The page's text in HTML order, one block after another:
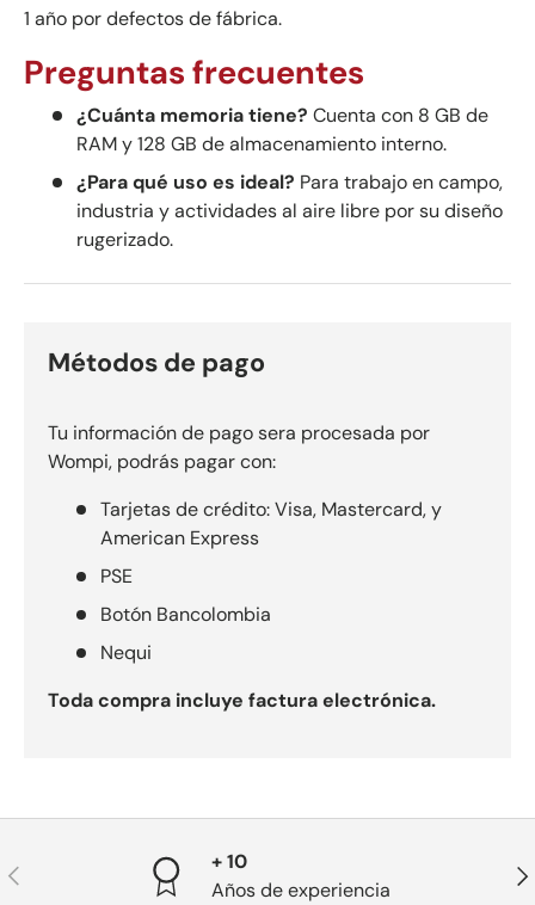
1 año por defectos de fábrica.
Preguntas frecuentes
¿Cuánta memoria tiene? Cuenta con 8 GB de
RAM y 128 GB de almacenamiento interno.
¿Para qué uso es ideal? Para trabajo en campo,
industria y actividades al aire libre por su diseño
rugerizado.
Métodos de pago
Tu información de pago sera procesada por
Wompi, podrás pagar con:
Tarjetas de crédito: Visa, Mastercard, y
American Express
PSE
Botón Bancolombia
Nequi
Toda compra incluye factura electrónica.
Anterior
+ 10
Años de experiencia